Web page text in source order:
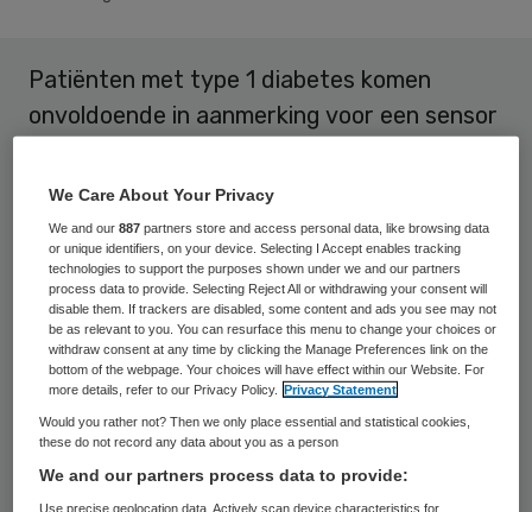
Patiënten met type 1 diabetes komen
onvoldoende in aanmerking voor een sensor
De wetenschap heeft de voorbije jaren
belangrijke voortgang geboekt in de strijd
tegen type 1 diabetes. Continu Glucose
Monitoring (CGM) is slechts één van de vele
voorbeelden waarmee patiënten met type 1
diabetes de kwaliteit van hun leven
aanzienlijk kunnen verhogen. Deze continue
We Care About Your Privacy
We and our887 partners store and access personal data, like browsing data
or unique identifiers, on your device. Selecting I Accept enables tracking
technologies to support the purposes shown under we and our partners
process data to provide. Selecting Reject All or withdrawing your consent will
disable them. If trackers are disabled, some content and ads you see may not
be as relevant to you. You can resurface this menu to change your choices or
withdraw consent at any time by clicking the Manage Preferences link on the
bottom of the webpage. Your choices will have effect within our Website. For
more details, refer to our Privacy Policy.
Privacy Statement
Would you rather not? Then we only place essential and statistical cookies,
these do not record any data about you as a person
We and our partners process data to provide:
Use precise geolocation data. Actively scan device characteristics for